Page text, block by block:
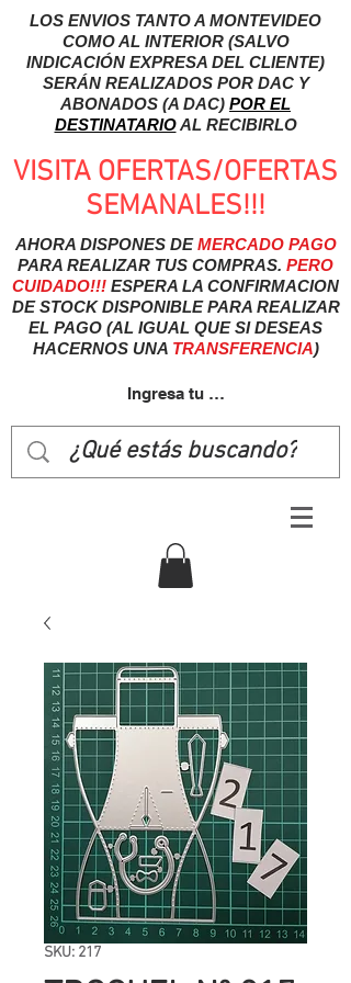
LOS ENVIOS TANTO A MONTEVIDEO
COMO AL INTERIOR (SALVO
INDICACIÓN EXPRESA DEL CLIENTE)
SERÁN REALIZADOS POR DAC Y
ABONADOS (A DAC) POR EL
DESTINATARIOAL RECIBIRLO
VISITA OFERTAS/OFERTAS
SEMANALES!!!
AHORA DISPONES DEMERCADO PAGO
PARA REALIZAR TUS COMPRAS. PERO
CUIDADO!!! ESPERA LA CONFIRMACION
DE STOCK DISPONIBLE PARA REALIZAR
EL PAGO (AL IGUAL QUE SI DESEAS
HACERNOS UNA TRANSFERENCIA)
Ingresa tu usuairo
SKU: 217